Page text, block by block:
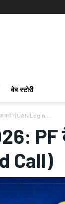
वेब स्टोरी
(UAN Login,...
Call)